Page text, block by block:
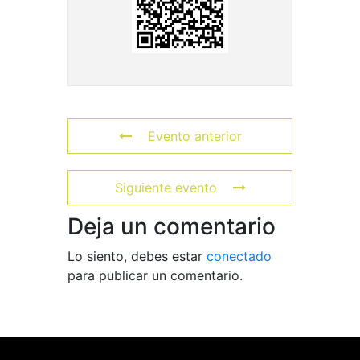
Evento anterior
Siguiente evento
Deja un comentario
Lo siento, debes estar conectado
para publicar un comentario.